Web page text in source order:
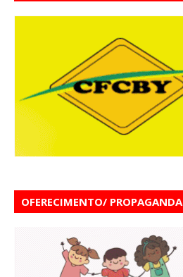
OFERECIMENTO/ PROPAGANDA